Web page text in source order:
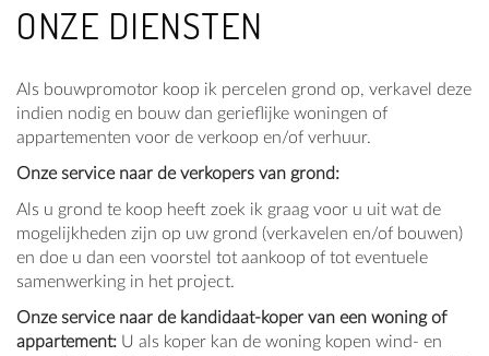
ONZE DIENSTEN
Als bouwpromotor koop ik percelen grond op, verkavel deze
indien nodig en bouw dan gerieflijke woningen of
appartementen voor de verkoop en/of verhuur.
Onze service naar de verkopers van grond:
Als u grond te koop heeft zoek ik graag voor u uit wat de
mogelijkheden zijn op uw grond (verkavelen en/of bouwen)
en doe u dan een voorstel tot aankoop of tot eventuele
samenwerking in het project.
Onze service naar de kandidaat-koper van een woning of
appartement: U als koper kan de woning kopen wind- en